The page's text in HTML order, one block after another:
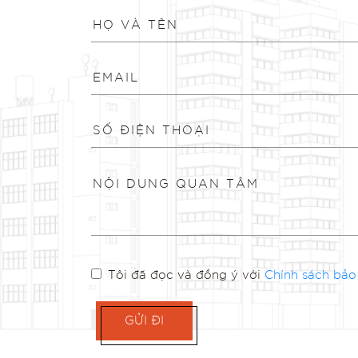
Tôi đã đọc và đồng ý với Chính sách
GỬI ĐI